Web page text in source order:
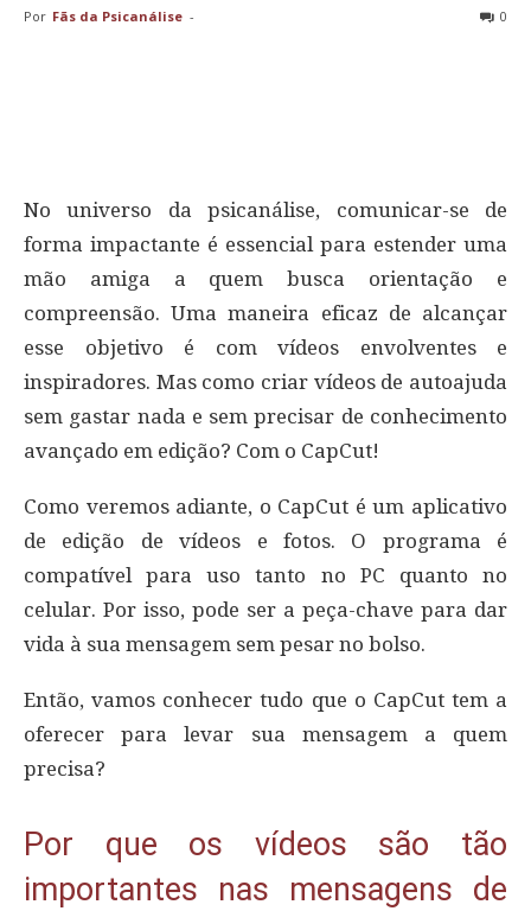
Por Fãs da Psicanálise - 0
No universo da psicanálise, comunicar-se de
forma impactante é essencial para estender uma
mão amiga a quem busca orientação e
compreensão. Uma maneira eficaz de alcançar
esse objetivo é com vídeos envolventes e
inspiradores. Mas como criar vídeos de autoajuda
sem gastar nada e sem precisar de conhecimento
avançado em edição? Com o CapCut!
Como veremos adiante, o CapCut é um aplicativo
de edição de vídeos e fotos. O programa é
compatível para uso tanto no PC quanto no
celular. Por isso, pode ser a peça-chave para dar
vida à sua mensagem sem pesar no bolso.
Então, vamos conhecer tudo que o CapCut tem a
oferecer para levar sua mensagem a quem
precisa?
Por que os vídeos são tão
importantes nas mensagens de